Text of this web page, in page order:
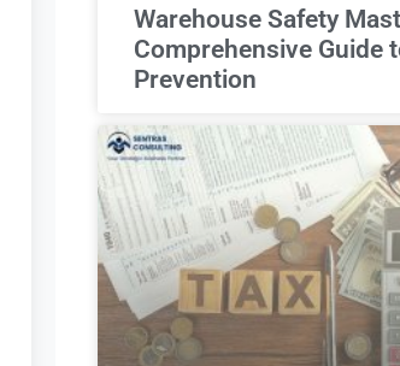
Warehouse Safety
Comprehensive Guide
Prevention